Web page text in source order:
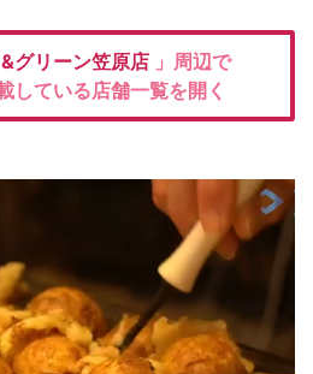
グリーン笠原店 」周辺で
している店舗一覧を開く